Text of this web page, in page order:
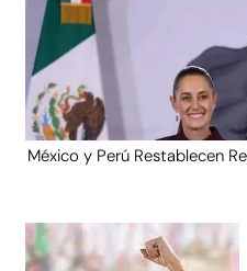
México y Perú Restablecen